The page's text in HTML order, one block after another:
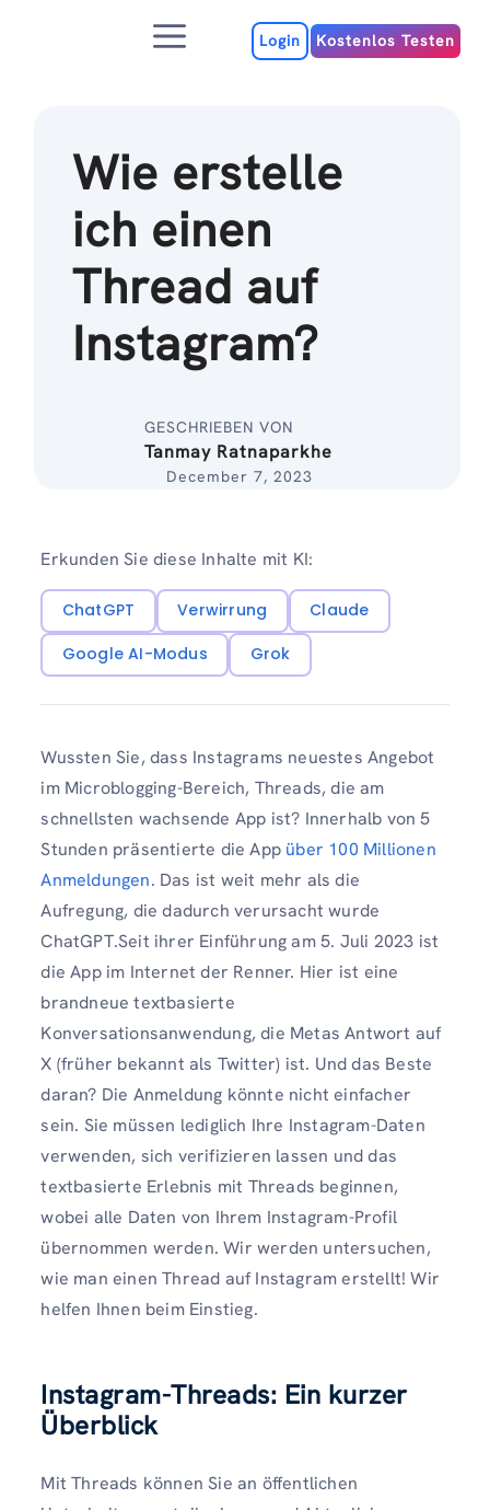
MenuLogin Kostenlos Testen
Wie erstelle
ich einen
Thread auf
Instagram?
GESCHRIEBEN VON
Tanmay Ratnaparkhe
December 7, 2023
Erkunden Sie diese Inhalte mit KI:
ChatGPT Verwirrung
Claude
Google AI-Modus
Grok
Wussten Sie, dass Instagrams neuestes Angebot
im Microblogging-Bereich, Threads, die am
schnellsten wachsende App ist? Innerhalb von 5
Stunden präsentierte die App über 100 Millionen
Anmeldungen. Das ist weit mehr als die
Aufregung, die dadurch verursacht wurde
ChatGPT.Seit ihrer Einführung am 5. Juli 2023 ist
die App im Internet der Renner. Hier ist eine
brandneue textbasierte
Konversationsanwendung, die Metas Antwort auf
X (früher bekannt als Twitter) ist. Und das Beste
daran? Die Anmeldung könnte nicht einfacher
sein. Sie müssen lediglich Ihre Instagram-Daten
verwenden, sich verifizieren lassen und das
textbasierte Erlebnis mit Threads beginnen,
wobei alle Daten von Ihrem Instagram-Profil
übernommen werden. Wir werden untersuchen,
wie man einen Thread auf Instagram erstellt! Wir
helfen Ihnen beim Einstieg.
Instagram-Threads: Ein kurzer
Überblick
Mit Threads können Sie an öffentlichen